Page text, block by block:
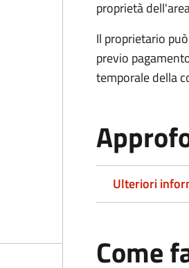
proprietà
Il proprietario
previo
temporale della
Ulteriori
Come